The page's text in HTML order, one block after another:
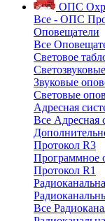
ОПС
Все - ОПС
Оповещатели
Все
Световое
Звуковые
Световые
Адресная
Все Адресная
Протокол R3
Программное
Протокол R1
Все